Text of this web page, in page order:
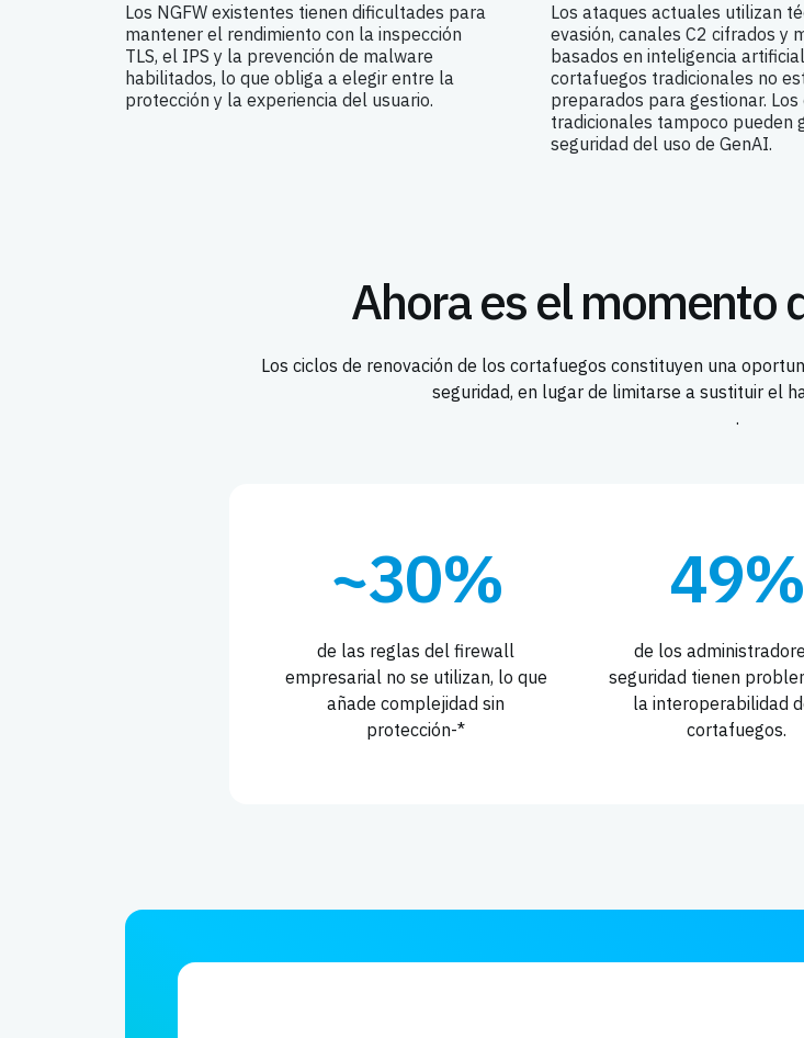
Los NGFW existentes tienen dificultades para
mantener el rendimiento con la inspección
TLS, el IPS y la prevención de malware
habilitados, lo que obliga a elegir entre la
protección y la experiencia del usuario.
Los ataques actuales utilizan
evasión, canales C2 cifrados y
basados en inteligencia
cortafuegos tradicionales no
preparados para gestionar.
tradicionales tampoco pueden
seguridad del uso de GenAI.
Ahora es el momento
Los ciclos de renovación de los cortafuegos constituyen una
seguridad, en lugar de limitarse a sustituir el
.
~30%
de las reglas del firewall
empresarial no se utilizan, lo que
añade complejidad sin
protección-*
49%
de los
seguridad tienen
la interoperabilidad
cortafuegos.